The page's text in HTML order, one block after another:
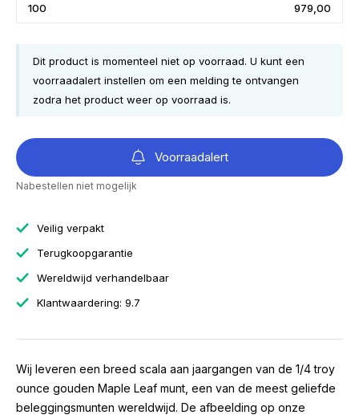
100 979,00
Dit product is momenteel niet op voorraad. U kunt een
voorraadalert instellen om een melding te ontvangen
zodra het product weer op voorraad is.
Voorraadalert
Nabestellen niet mogelijk
Veilig verpakt
Terugkoopgarantie
Wereldwijd verhandelbaar
Klantwaardering: 9.7
Wij leveren een breed scala aan jaargangen van de 1/4 troy
ounce gouden Maple Leaf munt, een van de meest geliefde
beleggingsmunten wereldwijd. De afbeelding op onze